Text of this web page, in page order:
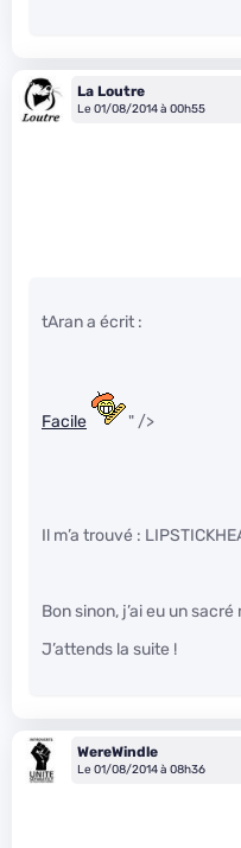
La Loutre
Le 01/08/2014 à 00h55
tAran a écrit :
Facile " />
Il m’a trouvé :
Bon sinon, j’ai eu un
J’attends la suite !
WereWindle
Le 01/08/2014 à 08h36